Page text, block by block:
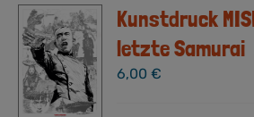
Kunstdruck
letzte Samurai
6,00€